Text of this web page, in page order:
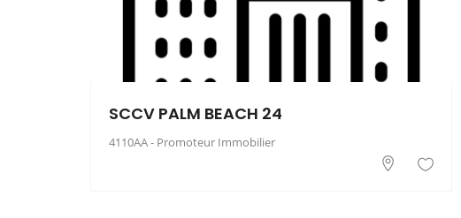
SCCV PALM BEACH 24
4110AA - Promoteur Immobilier